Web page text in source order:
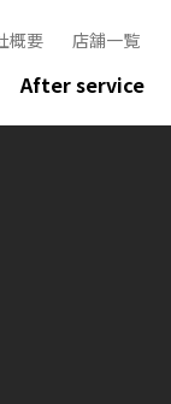
After service
概要 店舗一覧